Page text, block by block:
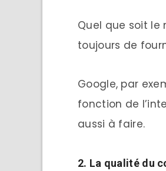
Quel que soit le
toujours de
Google, par
fonction de
aussi à faire.
2. La qualité du